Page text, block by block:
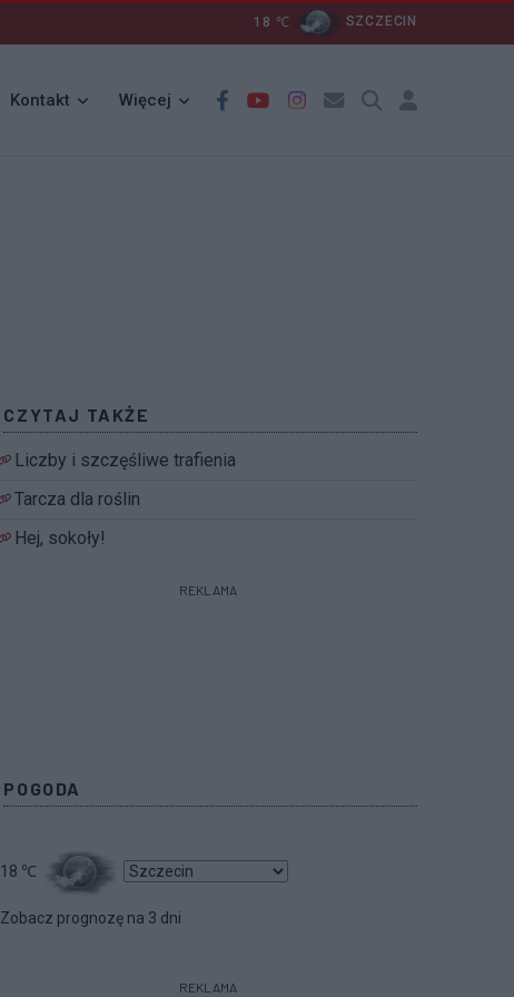
18 ℃ SZCZECIN
Kontakt Więcej
CZYTAJ TAKŻE
Liczby i szczęśliwe trafienia
Tarcza dla roślin
Hej, sokoły!
REKLAMA
POGODA
18 ℃
Zobacz prognozę na 3 dni
REKLAMA